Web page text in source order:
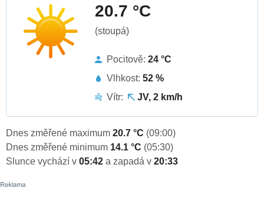
20.7 °C
(stoupá)
Pocitově: 24 °C
Vlhkost: 52 %
Vítr:
JV, 2 km/h
Dnes změřené maximum 20.7 °C (09:00)
Dnes změřené minimum 14.1 °C (05:30)
Slunce vychází v 05:42 a zapadá v 20:33